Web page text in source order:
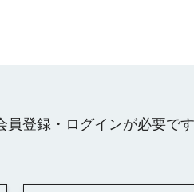
員登録・ログインが必要で